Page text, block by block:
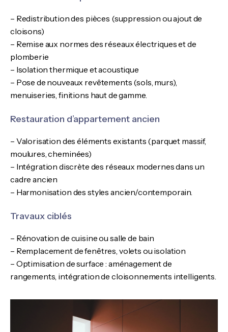
– Redistribution des pièces (suppression ou ajout de
cloisons)
– Remise aux normes des réseaux électriques et de
plomberie
– Isolation thermique et acoustique
– Pose de nouveaux revêtements (sols, murs),
menuiseries, finitions haut de gamme.
Restauration d’appartement ancien
– Valorisation des éléments existants (parquet massif,
moulures, cheminées)
– Intégration discrète des réseaux modernes dans un
cadre ancien
– Harmonisation des styles ancien/contemporain.
Travaux ciblés
– Rénovation de cuisine ou salle de bain
– Remplacement de fenêtres, volets ou isolation
– Optimisation de surface : aménagement de
rangements, intégration de cloisonnements intelligents.